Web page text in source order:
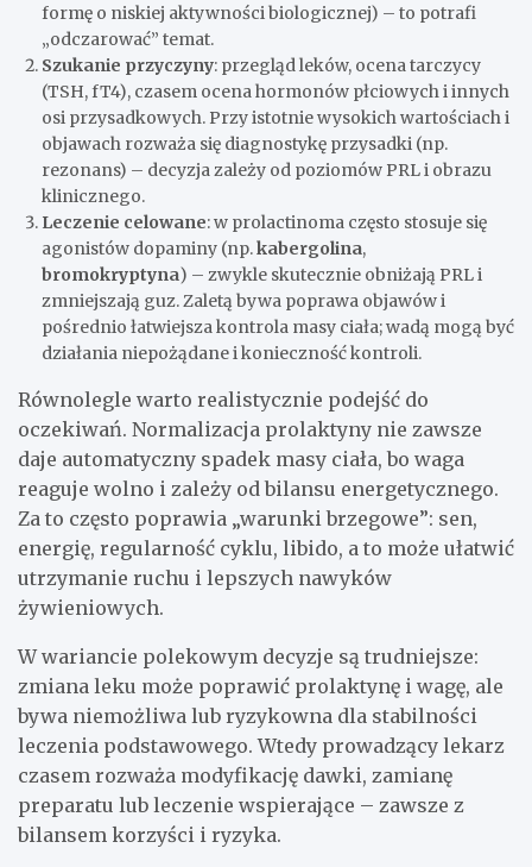
formę o niskiej aktywności biologicznej) – to potrafi
„odczarować” temat.
Szukanie przyczyny: przegląd leków, ocena tarczycy
(TSH, fT4), czasem ocena hormonów płciowych i innych
osi przysadkowych. Przy istotnie wysokich wartościach i
objawach rozważa się diagnostykę przysadki (np.
rezonans) – decyzja zależy od poziomów PRL i obrazu
klinicznego.
Leczenie celowane: w prolactinoma często stosuje się
agonistów dopaminy (np.kabergolina,
bromokryptyna) – zwykle skutecznie obniżają PRL i
zmniejszają guz. Zaletą bywa poprawa objawów i
pośrednio łatwiejsza kontrola masy ciała; wadą mogą być
działania niepożądane i konieczność kontroli.
Równolegle warto realistycznie podejść do
oczekiwań. Normalizacja prolaktyny nie zawsze
daje automatyczny spadek masy ciała, bo waga
reaguje wolno i zależy od bilansu energetycznego.
Za to często poprawia „warunki brzegowe”: sen,
energię, regularność cyklu, libido, a to może ułatwić
utrzymanie ruchu i lepszych nawyków
żywieniowych.
W wariancie polekowym decyzje są trudniejsze:
zmiana leku może poprawić prolaktynę i wagę, ale
bywa niemożliwa lub ryzykowna dla stabilności
leczenia podstawowego. Wtedy prowadzący lekarz
czasem rozważa modyfikację dawki, zamianę
preparatu lub leczenie wspierające – zawsze z
bilansem korzyści i ryzyka.